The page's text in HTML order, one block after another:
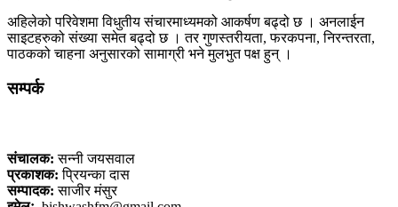
अहिलेको परिवेशमा विधुतीय संचारमाध्यमको आकर्षण बढ्दो छ । अनलाईन
साइटहरुको संख्या समेत बढ्दो छ । तर गुणस्तरीयता, फरकपना, निरन्तरता,
पाठकको चाहना अनुसारको सामाग्री भने मुलभुत पक्ष हुन् ।
सम्पर्क
संचालक: सन्नी जयसवाल
प्रकाशक: प्रियन्का दास
सम्पादक: साजीर मंसुर